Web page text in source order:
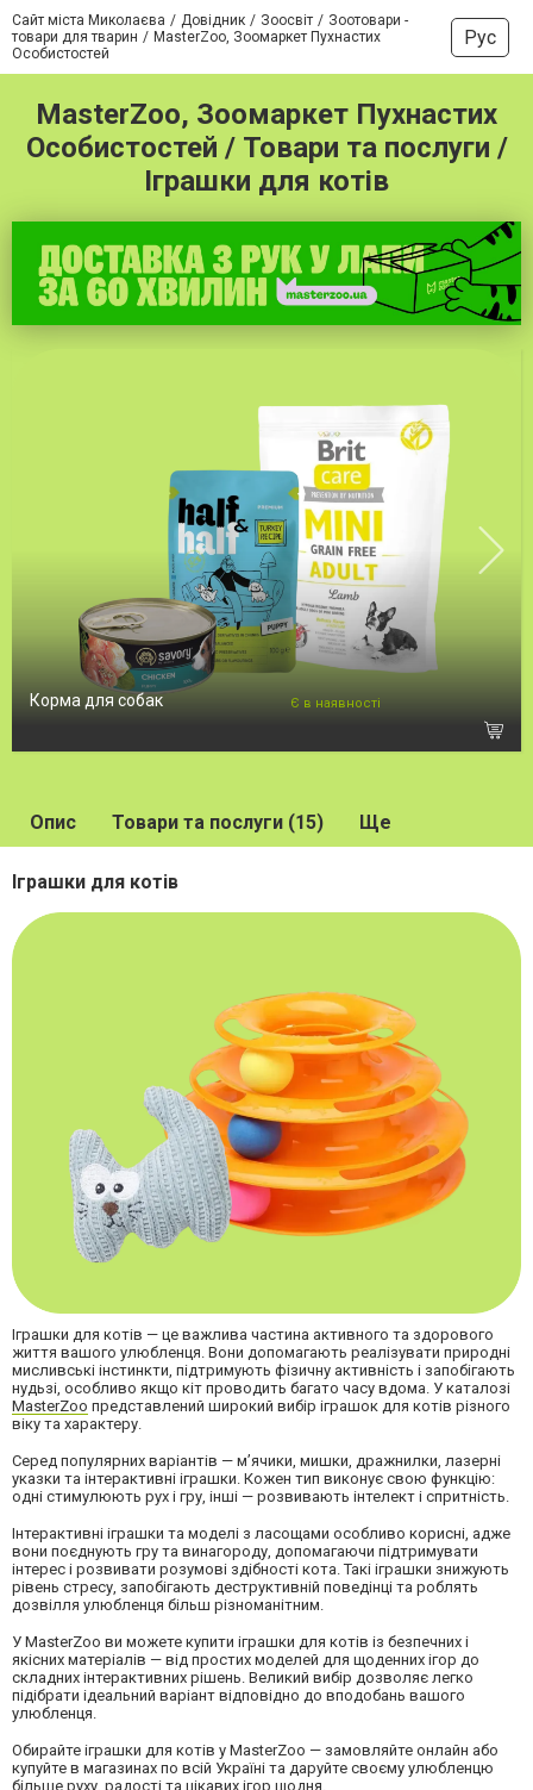
Сайт міста Миколаєва Довідник Зоосвіт
Зоотовари -
товари для тварин
MasterZoo, Зоомаркет Пухнастих
Особистостей
Рус
MasterZoo, Зоомаркет Пухнастих
Особистостей / Товари та послуги /
Іграшки для котів
Корма для собак Є в наявності
Опис Товари та послуги (15) Ще
Іграшки для котів
Іграшки для котів — це важлива частина активного та здорового
життя вашого улюбленця. Вони допомагають реалізувати природні
мисливські інстинкти, підтримують фізичну активність і запобігають
нудьзі, особливо якщо кіт проводить багато часу вдома. У каталозі
MasterZoo представлений широкий вибір іграшок для котів різного
віку та характеру.
Серед популярних варіантів — м’ячики, мишки, дражнилки, лазерні
указки та інтерактивні іграшки. Кожен тип виконує свою функцію:
одні стимулюють рух і гру, інші — розвивають інтелект і спритність.
Інтерактивні іграшки та моделі з ласощами особливо корисні, адже
вони поєднують гру та винагороду, допомагаючи підтримувати
інтерес і розвивати розумові здібності кота. Такі іграшки знижують
рівень стресу, запобігають деструктивній поведінці та роблять
дозвілля улюбленця більш різноманітним.
У MasterZoo ви можете купити іграшки для котів із безпечних і
якісних матеріалів — від простих моделей для щоденних ігор до
складних інтерактивних рішень. Великий вибір дозволяє легко
підібрати ідеальний варіант відповідно до вподобань вашого
улюбленця.
Обирайте іграшки для котів у MasterZoo — замовляйте онлайн або
купуйте в магазинах по всій Україні та даруйте своєму улюбленцю
більше руху, радості та цікавих ігор щодня.